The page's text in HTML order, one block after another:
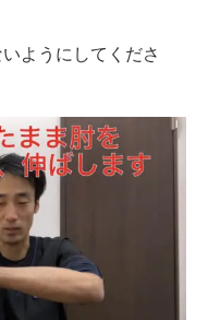
ようにしてくださ